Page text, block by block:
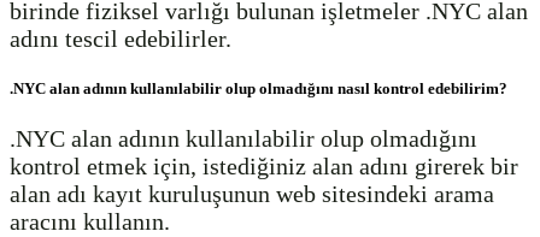
birinde fiziksel varlığı bulunan işletmeler .NYC alan
adını tescil edebilirler.
.NYC alan adının kullanılabilir olup olmadığını nasıl kontrol edebilirim?
.NYC alan adının kullanılabilir olup olmadığını
kontrol etmek için, istediğiniz alan adını girerek bir
alan adı kayıt kuruluşunun web sitesindeki arama
aracını kullanın.